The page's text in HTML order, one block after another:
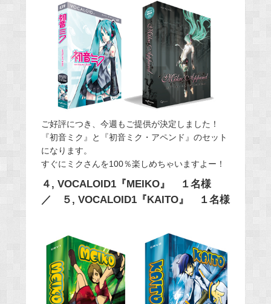
ご好評につき、今週もご提供が決定しました！
『初音ミク』と『初音ミク・アペンド』のセット
になります。
すぐにミクさんを100％楽しめちゃいますよー！
４, VOCALOID1『MEIKO』 １名様
／ ５, VOCALOID1『KAITO』 １名様